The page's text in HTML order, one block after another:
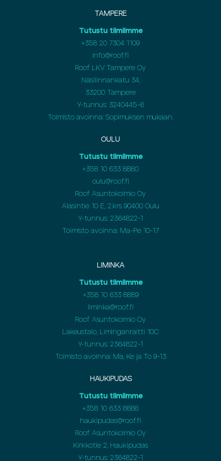
TAMPERE
Tutustu tiimiimme
+358 20 7304 1109
info@roof.fi
Roof LKV Tampere Oy
Näsilinnankatu 34,
33200 Tampere
Y-tunnus: 3240445-6
Toimisto avoinna: Sopimuksen mukaan.
OULU
Tutustu tiimiimme
+358 10 633 8880
oulu@roof.fi
Roof Asuntokolmio Oy
Alasintie 10 E, 2.krs 90400 Oulu
Y-tunnus: 2364822-1
Toimisto avoinna: Ma-Pe 10-17
LIMINKA
Tutustu tiimiimme
+35810 633 8889
liminka@roof.fi
Roof Asuntokolmio Oy
Lakeustalo, Liminganraitti 10C
Y-tunnus: 2364822-1
Toimisto avoinna: Ma, Ke ja To 9-13
HAUKIPUDAS
Tutustu tiimiimme
+358 10 633 8888
haukipudas@roof.fi
Roof Asuntokolmio Oy
Kirkkotie 2, Haukipudas
Y-tunnus: 2364822-1